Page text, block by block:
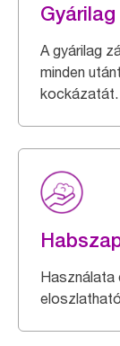
A gyárilag
minden
kockázatát.
Használata